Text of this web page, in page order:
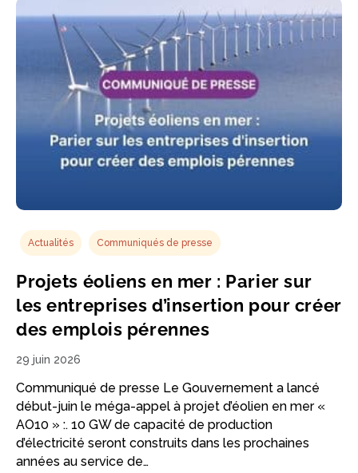
Actualités Communiqués de presse
Projets éoliens en mer : Parier sur
les entreprises d’insertion pour créer
des emplois pérennes
29 juin 2026
Communiqué de presse Le Gouvernement a lancé
début-juin le méga-appel à projet d’éolien en mer «
AO10 » :. 10 GW de capacité de production
d’électricité seront construits dans les prochaines
années au service de…